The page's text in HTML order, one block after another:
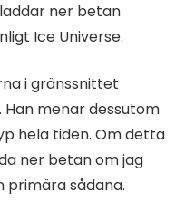
ner betan
Ice Universe.
i gränssnittet
menar dessutom
hela tiden. Om detta
ner betan om jag
primära sådana.